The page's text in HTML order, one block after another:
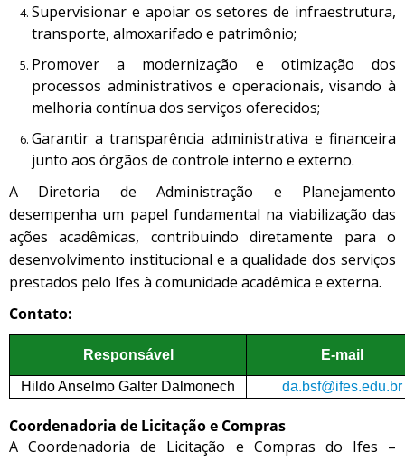
Supervisionar e apoiar os setores de infraestrutura,
transporte, almoxarifado e patrimônio;
Promover a modernização e otimização dos
processos administrativos e operacionais, visando à
melhoria contínua dos serviços oferecidos;
Garantir a transparência administrativa e financeira
junto aos órgãos de controle interno e externo.
A Diretoria de Administração e Planejamento
desempenha um papel fundamental na viabilização das
ações acadêmicas, contribuindo diretamente para o
desenvolvimento institucional e a qualidade dos serviços
prestados pelo Ifes à comunidade acadêmica e externa.
Contato:
Responsável E-mail
Hildo Anselmo Galter Dalmonech da.bsf@ifes.edu.br
Coordenadoria de Licitação e Compras
A Coordenadoria de Licitação e Compras do Ifes –